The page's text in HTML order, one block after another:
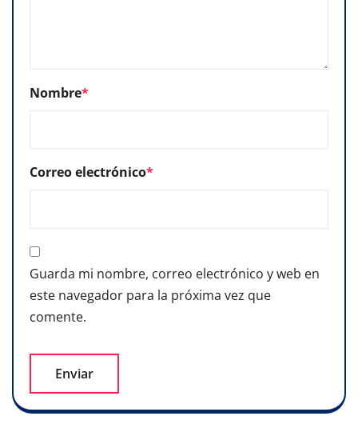
Nombre*
Correo electrónico*
Guarda mi nombre, correo electrónico y web en
este navegador para la próxima vez que
comente.